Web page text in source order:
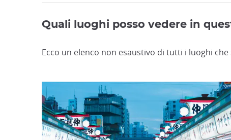
Quali luoghi posso vedere in
Ecco un elenco non esaustivo di tutti i luoghi